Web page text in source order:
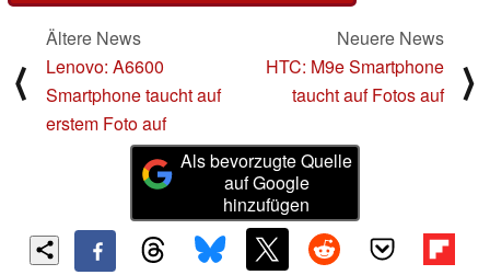
⟨
Ältere News
Lenovo: A6600
Smartphone taucht auf
erstem Foto auf
Neuere News
HTC: M9e Smartphone
taucht auf Fotos auf
⟩
Als bevorzugte Quelle
auf Google
hinzufügen